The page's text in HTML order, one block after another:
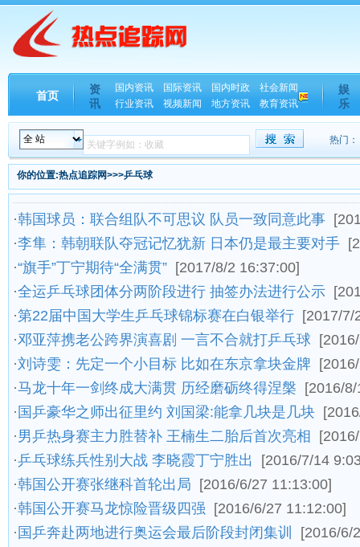
首页
资
讯
国内资讯 国际资讯 国内时政
社会新闻
行业资讯
视频新闻 地方资讯 教育资讯
娱
乐
热门：
你的位置:热点追踪网>>>乒乓球
·韩国球员：联合组队不可思议 队员一致同意此事
·李隼：韩朝联队夺冠记忆犹新 日本仍是最主要对手
·“旗手”丁宁期待“全满贯” [2017/8/2 16:37:00]
·全运乒乓球团体分两阶段进行 抽签办法进行公示
·第22届中国大学生乒乓球锦标赛在白银举行 [2017/7/
·邓亚萍携老公跨界演喜剧 一言不合就打乒乓球
·刘诗雯：先定一个小目标 比如在东京拿块金牌
·马龙十年一剑终成大满贯 历经磨砺终得涅槃 [2016/
·国乒豪华之师出征里约 刘国梁:能拿几块是几块
·男乒热身赛主力胜替补 王楠生二胎后首次亮相
·乒乓球练兵性别大战 李晓霞丁宁胜出
[2016/7/14
·韩国公开赛张继科首轮出局 [2016/6/27 11:13:00]
·韩国公开赛马龙惊险晋级四强 [2016/6/27 11:12:00]
·国乒奔赴两地进行奥运会最后阶段封闭集训
[2016/6/